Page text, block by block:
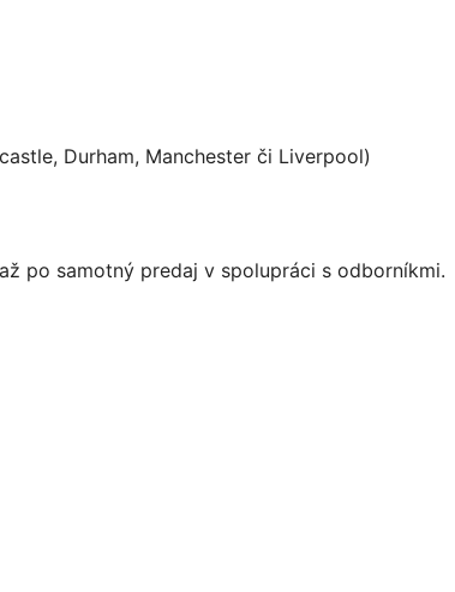
Durham, Manchester či Liverpool)
po samotný predaj v spolupráci s odborníkmi.